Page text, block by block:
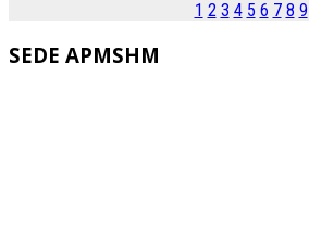
1 2 3 4 5 6 7 8 9
SEDE APMSHM